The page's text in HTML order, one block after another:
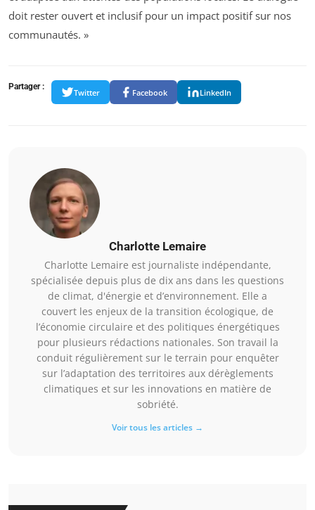
doit rester ouvert et inclusif pour un impact positif sur nos
communautés. »
Partager :
Twitter Facebook LinkedIn
Charlotte Lemaire
Charlotte Lemaire est journaliste indépendante,
spécialisée depuis plus de dix ans dans les questions
de climat, d'énergie et d’environnement. Elle a
couvert les enjeux de la transition écologique, de
l’économie circulaire et des politiques énergétiques
pour plusieurs rédactions nationales. Son travail la
conduit régulièrement sur le terrain pour enquêter
sur l’adaptation des territoires aux dérèglements
climatiques et sur les innovations en matière de
sobriété.
Voir tous les articles →